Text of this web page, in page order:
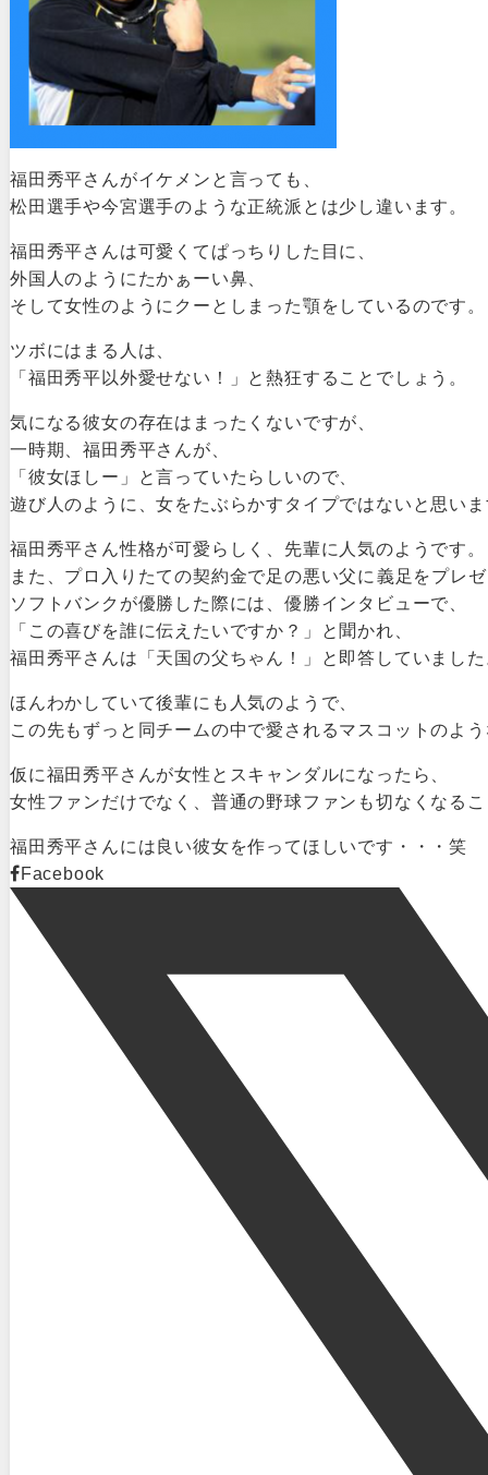
福田秀平さんがイケメンと言っても、
松田選手や今宮選手のような正統派とは少し違います。
福田秀平さんは可愛くてぱっちりした目に、
外国人のようにたかぁーい鼻、
そして女性のようにクーとしまった顎をしているのです。
ツボにはまる人は、
「福田秀平以外愛せない！」と熱狂することでしょう。
気になる彼女の存在はまったくないですが、
一時期、福田秀平さんが、
「彼女ほしー」と言っていたらしいので、
遊び人のように、女をたぶらかすタイプではないと思い
福田秀平さん性格が可愛らしく、先輩に人気のようです。
また、プロ入りたての契約金で足の悪い父に義足をプレ
ソフトバンクが優勝した際には、優勝インタビューで、
「この喜びを誰に伝えたいですか？」と聞かれ、
福田秀平さんは「天国の父ちゃん！」と即答していまし
ほんわかしていて後輩にも人気のようで、
この先もずっと同チームの中で愛されるマスコットのよ
仮に福田秀平さんが女性とスキャンダルになったら、
女性ファンだけでなく、普通の野球ファンも切なくなる
福田秀平さんには良い彼女を作ってほしいです・・・笑
Facebook